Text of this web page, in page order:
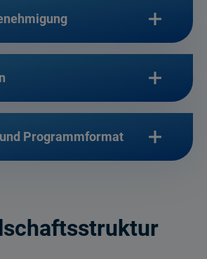
Programmformat